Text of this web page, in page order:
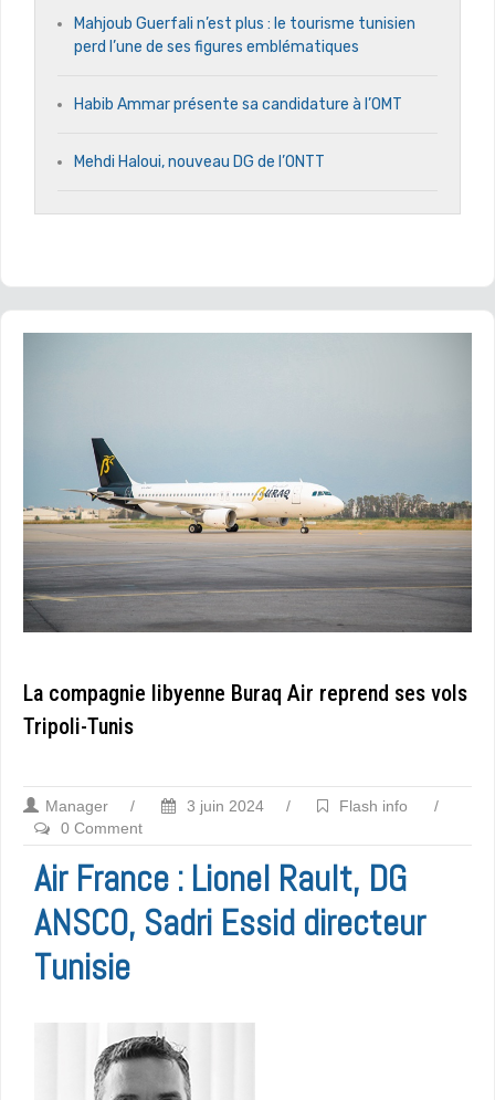
Mahjoub Guerfali n’est plus : le tourisme tunisien
perd l’une de ses figures emblématiques
Habib Ammar présente sa candidature à l’OMT
Mehdi Haloui, nouveau DG de l’ONTT
La compagnie libyenne Buraq Air reprend ses vols
Tripoli-Tunis
Manager / 3 juin 2024 / Flash info
/
0 Comment
Air France : Lionel Rault, DG
ANSCO, Sadri Essid directeur
Tunisie